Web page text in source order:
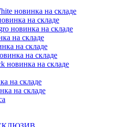
новинка на складе
на складе
новинка на складе
на складе
на складе
на складе
новинка на складе
на складе
на складе